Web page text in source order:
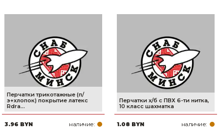
Перчатки трикотажные (п/
э+хлопок) покрытие латекс
Rdra...
3.96 BYN наличие:
Перчатки х/б с ПВХ 6-ти нитка,
10 класс шахматка
1.08 BYN наличие: